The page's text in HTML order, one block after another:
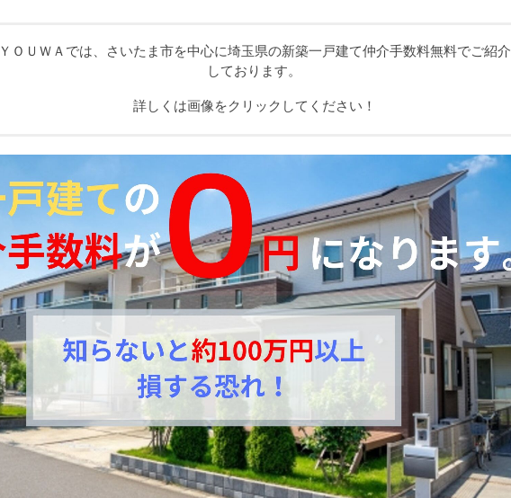
ＹＯＵＷＡでは、さいたま市を中心に埼玉県の新築一戸建て仲介手数料無料でご紹介
しております。
詳しくは画像をクリックしてください！